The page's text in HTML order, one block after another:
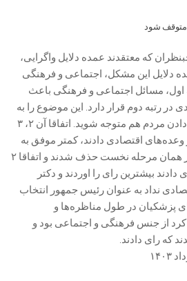
که معتقدند عمده دلایل واگرایی،
دلایل این مشکل، اجتماعی و فرهنگی
مسائل اجتماعی و فرهنگی باعث
در رتبه دوم قرار دارد. این موضوع را به
راحتی می‌توانید از نوع رای دادن مردم هم متوجه شوید. اتفاقا آن ۲، ۳
اقتصادی دادند، کمتر موفق به
جذب آراء مردمی شدند و در همان مرحله نخست حذف شدند و اتفاقا ۲
بیشترین رای را اوردند و دکتر
نداد به عنوان رئیس جمهور انتخاب
پزشکیان در طول مناظره‌ها و
از جنس فرهنگی و اجتماعی بود و
که رای دادند.